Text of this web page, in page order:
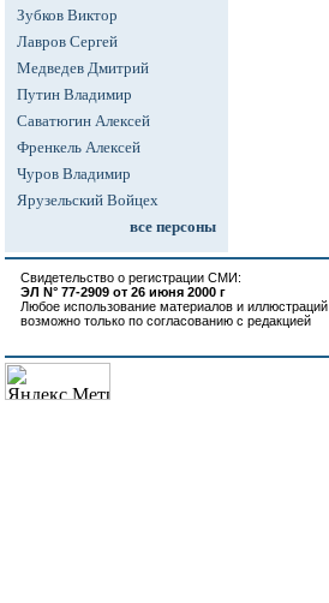
Зубков Виктор
Лавров Сергей
Медведев Дмитрий
Путин Владимир
Саватюгин Алексей
Френкель Алексей
Чуров Владимир
Ярузельский Войцех
все персоны
Свидетельство о регистрации СМИ:
ЭЛ N° 77-2909 от 26 июня 2000 г
Любое использование материалов и иллюстраций
возможно только по согласованию с редакцией